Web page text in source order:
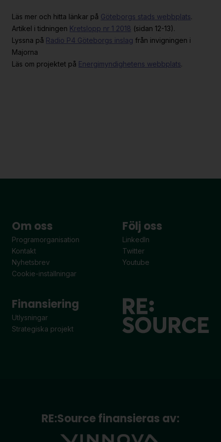
Läs mer och hitta länkar på Göteborgs stads webbplats.
Artikel i tidningen Kretslopp nr 1 2018 (sidan 12-13).
Lyssna på Radio P4 Göteborgs inslag från invigningen i
Majorna
Läs om projektet på Energimyndighetens webbplats.
Om oss
Programorganisation
Kontakt
Nyhetsbrev
Cookie-inställningar
Följ oss
LinkedIn
Twitter
Youtube
Finansiering
Utlysningar
Strategiska projekt
RE:Source finansieras av: